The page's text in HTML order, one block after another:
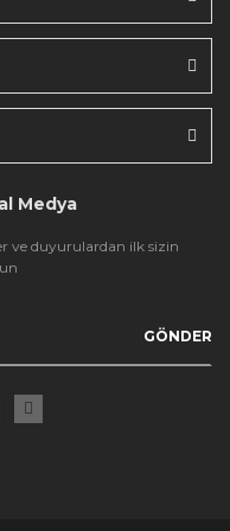
Medya
ve duyurulardan ilk sizin
GÖNDER